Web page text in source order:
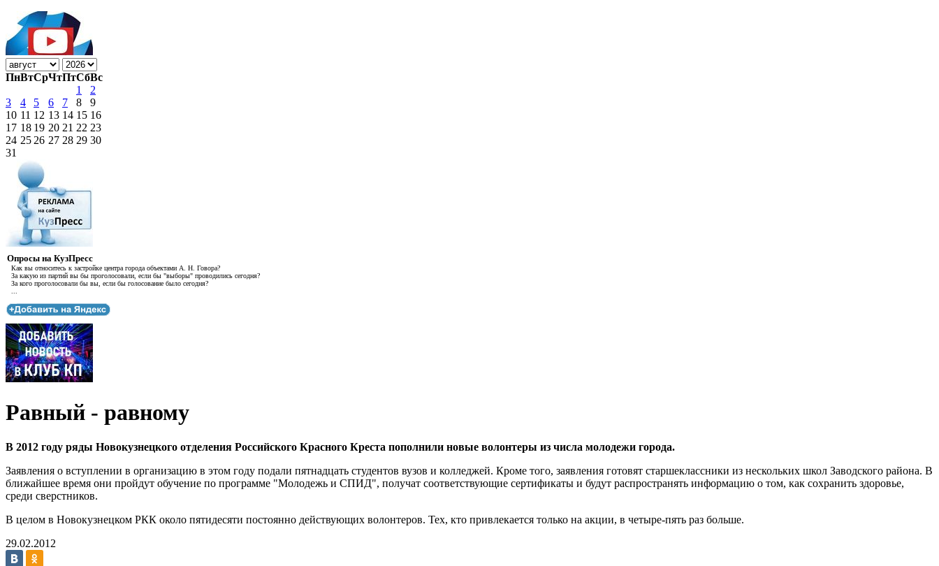
ПнВтСрЧтПтСбВс
1
2
3
4 5 6 7 8
9
10 11 12 13 14 15 16
17 18 19 20 21 22 23
24 25 26 27 28 29 30
31
Опросы на КузПресс
Как вы относитесь к застройке центра города объектами А. Н. Говора?
За какую из партий вы бы проголосовали, если бы "выборы" проводились сегодня?
За кого проголосовали бы вы, если бы голосование было сегодня?
Равный - равному
В 2012 году ряды Новокузнецкого отделения Российского Красного Креста пополнили новые волонтеры из числа молодежи города.
Заявления о вступлении в организацию в этом году подали пятнадцать студентов вузов и колледжей. Кроме того, заявления готовят старшеклассники из нескольких школ Заводского района. В
ближайшее время они пройдут обучение по программе "Молодежь и СПИД", получат соответствующие сертификаты и будут распространять информацию о том, как сохранить здоровье,
среди сверстников.
В целом в Новокузнецком РКК около пятидесяти постоянно действующих волонтеров. Тех, кто привлекается только на акции, в четыре-пять раз больше.
29.02.2012